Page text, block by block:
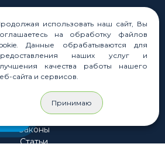
Законы
Статьи
Новости
Карта сайта
использовать наш сайт, Вы
на обработку файлов
Данные обрабатываются для
наших услуг и
качества работы нашего
сайта и сервисов.
Принимаю